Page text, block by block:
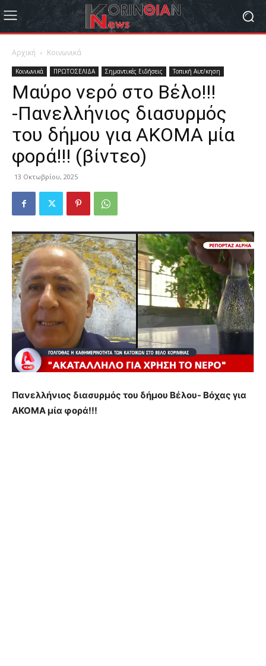
Αρχική Κοινωνικά
Κοινωνικά ΠΡΩΤΟΣΕΛΙΔΑ Σημαντικές Ειδήσεις Τοπική Αυτ/κηση
Μαύρο νερό στο Βέλο!!!
-Πανελλήνιος διασυρμός
του δήμου για ΑΚΟΜΑ μία
φορά!!! (βίντεο)
13 Οκτωβρίου, 2025
Πανελλήνιος διασυρμός του δήμου Βέλου- Βόχας για
ΑΚΟΜΑ μία φορά!!!